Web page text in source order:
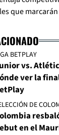
que
BETPLAY
vs.
ver la
DE
en el